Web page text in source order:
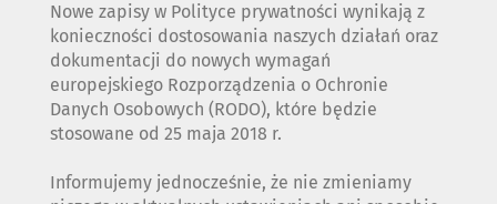
Nowe zapisy w Polityce prywatności wynikają z
konieczności dostosowania naszych działań oraz
dokumentacji do nowych wymagań
europejskiego Rozporządzenia o Ochronie
Danych Osobowych (RODO), które będzie
stosowane od 25 maja 2018 r.
Informujemy jednocześnie, że nie zmieniamy